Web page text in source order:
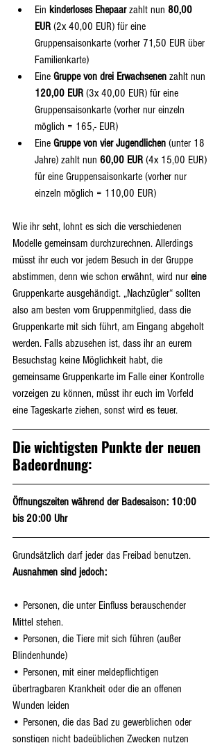
Ein kinderloses Ehepaar zahlt nun 80,00
EUR (2x 40,00 EUR) für eine
Gruppensaisonkarte (vorher 71,50 EUR über
Familienkarte)
Eine Gruppe von drei Erwachsenen zahlt nun
120,00 EUR (3x 40,00 EUR) für eine
Gruppensaisonkarte (vorher nur einzeln
möglich = 165,- EUR)
Eine Gruppe von vier Jugendlichen (unter 18
Jahre) zahlt nun 60,00 EUR (4x 15,00 EUR)
für eine Gruppensaisonkarte (vorher nur
einzeln möglich = 110,00 EUR)
Wie ihr seht, lohnt es sich die verschiedenen
Modelle gemeinsam durchzurechnen. Allerdings
müsst ihr euch vor jedem Besuch in der Gruppe
abstimmen, denn wie schon erwähnt, wird nur eine
Gruppenkarte ausgehändigt. „Nachzügler“ sollten
also am besten vom Gruppenmitglied, dass die
Gruppenkarte mit sich führt, am Eingang abgeholt
werden. Falls abzusehen ist, dass ihr an eurem
Besuchstag keine Möglichkeit habt, die
gemeinsame Gruppenkarte im Falle einer Kontrolle
vorzeigen zu können, müsst ihr euch im Vorfeld
eine Tageskarte ziehen, sonst wird es teuer.
Die wichtigsten Punkte der neuen
Badeordnung:
Öffnungszeiten während der Badesaison: 10:00
bis 20:00 Uhr
Grundsätzlich darf jeder das Freibad benutzen.
Ausnahmen sind jedoch:
• Personen, die unter Einfluss berauschender
Mittel stehen.
• Personen, die Tiere mit sich führen (außer
Blindenhunde)
• Personen, mit einer meldepflichtigen
übertragbaren Krankheit oder die an offenen
Wunden leiden
• Personen, die das Bad zu gewerblichen oder
sonstigen nicht badeüblichen Zwecken nutzen